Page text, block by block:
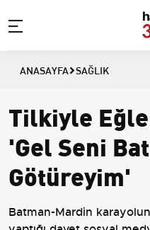
ANASAYFA SAĞLIK
Tilkiyle
'Gel Seni
Götüreyim'
Batman-Mardin